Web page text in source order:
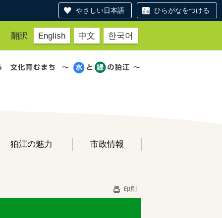
やさしい日本語 ひらがなをつける
翻訳 English 中文 한국어
狛江の魅力 市政情報
印刷